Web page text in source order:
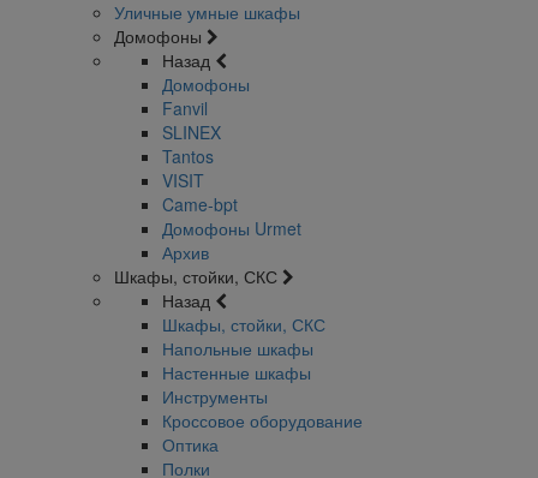
Уличные умные шкафы
Домофоны
Назад
Домофоны
Fanvil
SLINEX
Tantos
VISIT
Came-bpt
Домофоны Urmet
Архив
Шкафы, стойки, СКС
Назад
Шкафы, стойки, СКС
Напольные шкафы
Настенные шкафы
Инструменты
Кроссовое оборудование
Оптика
Полки